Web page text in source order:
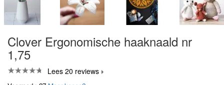
Clover Ergonomische haaknaald nr
1,75
Lees 20 reviews